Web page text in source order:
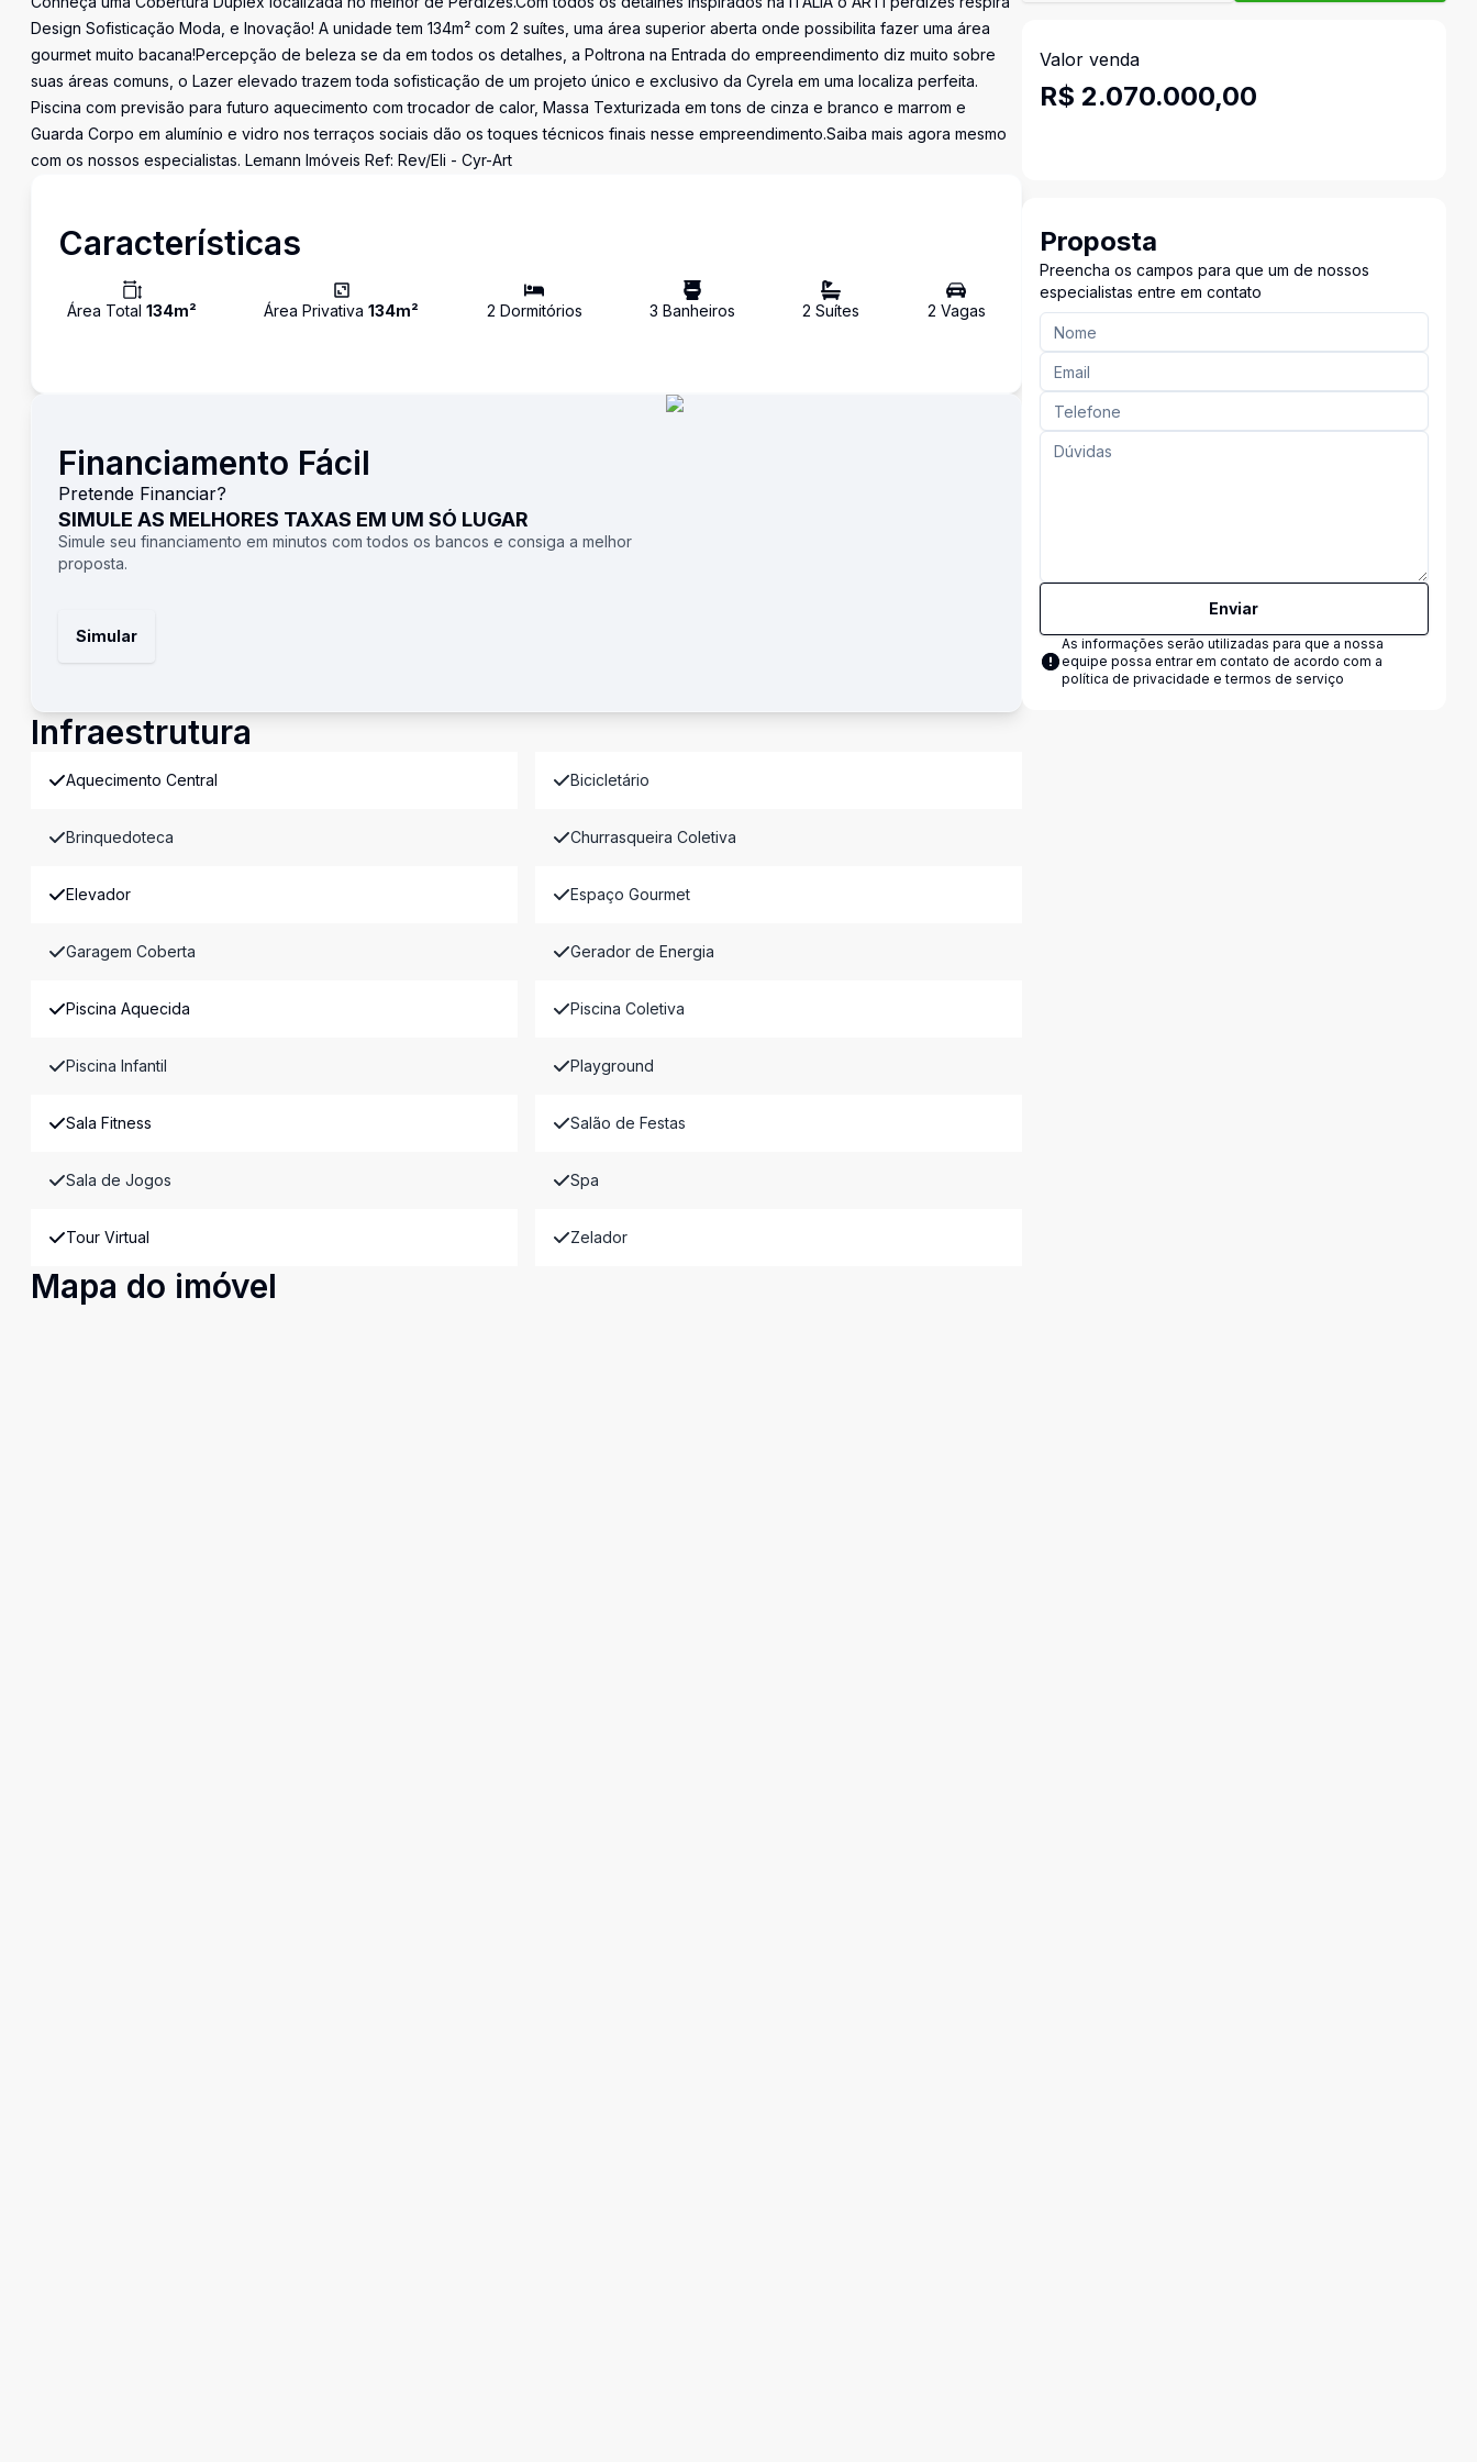
Design Sofisticação Moda, e Inovação! A unidade tem 134m² com 2 suítes, uma área superior aberta onde possibilita fazer uma área
gourmet muito bacana!Percepção de beleza se da em todos os detalhes, a Poltrona na Entrada do empreendimento diz muito sobre
suas áreas comuns, o Lazer elevado trazem toda sofisticação de um projeto único e exclusivo da Cyrela em uma localiza perfeita.
Piscina com previsão para futuro aquecimento com trocador de calor, Massa Texturizada em tons de cinza e branco e marrom e
Guarda Corpo em alumínio e vidro nos terraços sociais dão os toques técnicos finais nesse empreendimento.Saiba mais agora mesmo
com os nossos especialistas. Lemann Imóveis Ref: Rev/Eli - Cyr-Art
Características
Área Total 134m² Área Privativa134m² 2 Dormitórios 3 Banheiros 2 Suítes 2 Vagas
Financiamento Fácil
Pretende Financiar?
SIMULE AS MELHORES TAXAS EM UM SÓ LUGAR
Simule seu financiamento em minutos com todos os bancos e consiga a melhor
proposta.
Simular
Infraestrutura
Aquecimento Central Bicicletário
Brinquedoteca Churrasqueira Coletiva
Elevador Espaço Gourmet
Garagem Coberta Gerador de Energia
Piscina Aquecida Piscina Coletiva
Piscina Infantil Playground
Sala Fitness Salão de Festas
Sala de Jogos Spa
Tour Virtual Zelador
Mapa do imóvel
Valor venda
R$ 2.070.000,00
Proposta
Preencha os campos para que um de nossos
especialistas entre em contato
Enviar
As informações serão utilizadas para que a nossa
equipe possa entrar em contato de acordo com a
política de privacidade e termos de serviço